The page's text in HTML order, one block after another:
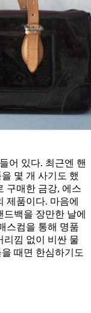
어 있다. 최근엔 핸
몇 개 사기도 했
구매한 금강, 에스
제품이다. 마음에
백을 장만한 날에
스컴을 통해 명품
리낌 없이 비싼 물
때면 한심하기도